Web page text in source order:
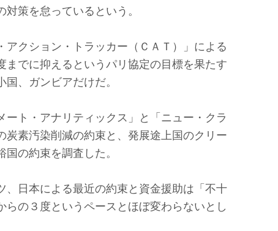
策を怠っているという。
クション・トラッカー（ＣＡＴ）」による
までに抑えるというパリ協定の目標を果たす
、ガンビアだけだ。
ト・アナリティックス」と「ニュー・クラ
炭素汚染削減の約束と、発展途上国のクリー
の約束を調査した。
日本による最近の約束と資金援助は「不十
の３度というペースとほぼ変わらないとし